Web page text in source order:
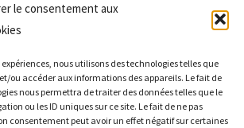
le consentement aux
nous utilisons des technologies telles que
ou accéder aux informations des appareils. Le fait de
nous permettra de traiter des données telles que le
ou les ID uniques sur ce site. Le fait de ne pas
consentement peut avoir un effet négatif sur certaines
Plan de site
Politique de confidentialité
générales de vente